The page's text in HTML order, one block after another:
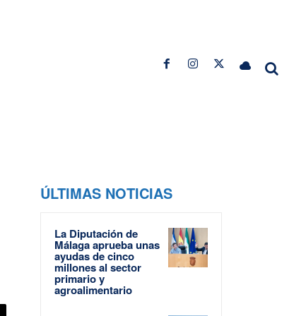
ÚLTIMAS NOTICIAS
La Diputación de
Málaga aprueba unas
ayudas de cinco
millones al sector
primario y
agroalimentario